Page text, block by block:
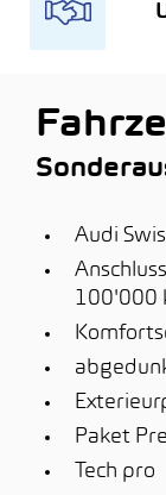
Audi
100'000
Paket
Tech pro